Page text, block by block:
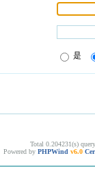
是
Total 0.204231(s)
Powered by PHPWind v6.0